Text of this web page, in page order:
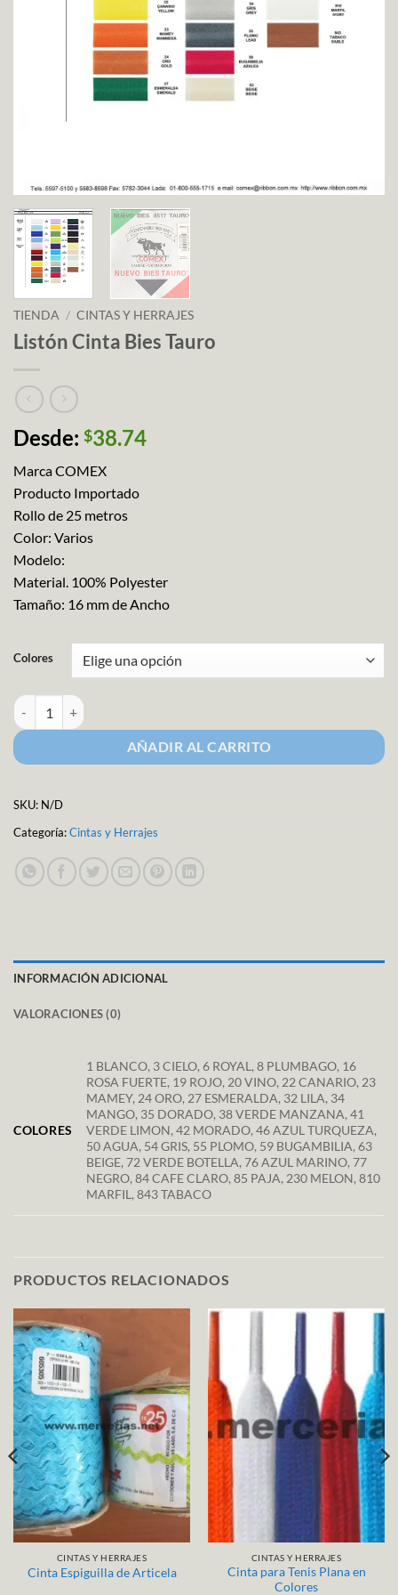
TIENDA / CINTAS Y HERRAJES
Listón Cinta Bies Tauro
Desde: $38.74
Marca COMEX
Producto Importado
Rollo de 25 metros
Color: Varios
Modelo:
Material. 100% Polyester
Tamaño: 16 mm de Ancho
Colores
Listón Cinta Bies Tauro cantidad
AÑADIR AL CARRITO
SKU: N/D
Categoría:Cintas y Herrajes
INFORMACIÓN ADICIONAL
VALORACIONES (0)
COLORES
1 BLANCO, 3 CIELO, 6 ROYAL, 8 PLUMBAGO, 16
ROSA FUERTE, 19 ROJO, 20 VINO, 22 CANARIO, 23
MAMEY, 24 ORO, 27 ESMERALDA, 32 LILA, 34
MANGO, 35 DORADO, 38 VERDE MANZANA, 41
VERDE LIMON, 42 MORADO, 46 AZUL TURQUEZA,
50 AGUA, 54 GRIS, 55 PLOMO, 59 BUGAMBILIA, 63
BEIGE, 72 VERDE BOTELLA, 76 AZUL MARINO, 77
NEGRO, 84 CAFE CLARO, 85 PAJA, 230 MELON, 810
MARFIL, 843 TABACO
PRODUCTOS RELACIONADOS
CINTAS Y HERRAJES
Cinta Espiguilla de Articela
CINTAS Y HERRAJES
Cinta para Tenis Plana en
Colores